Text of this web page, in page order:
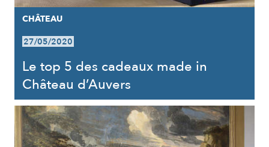
CHÂTEAU
27/05/2020
Le top 5 des cadeaux made in
Château d’Auvers